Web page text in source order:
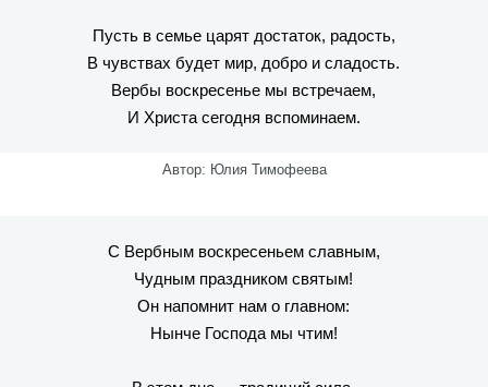
Пусть в семье царят достаток, радость,
В чувствах будет мир, добро и сладость.
Вербы воскресенье мы встречаем,
И Христа сегодня вспоминаем.
Автор: Юлия Тимофеева
С Вербным воскресеньем славным,
Чудным праздником святым!
Он напомнит нам о главном:
Нынче Господа мы чтим!